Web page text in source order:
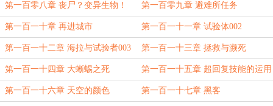
第一百零八章 丧尸？变异生物！ 第一百零九章 避难所任务
第一百一十章 再进城市 第一百一十一章 试验体002
第一百一十二章 海拉与试验者003 第一百一十三章 拯救与濒死
第一百一十四章 大蜥蜴之死 第一百一十五章 超回复技能的运用
第一百一十六章 天空的颜色 第一百一十七章 黑客